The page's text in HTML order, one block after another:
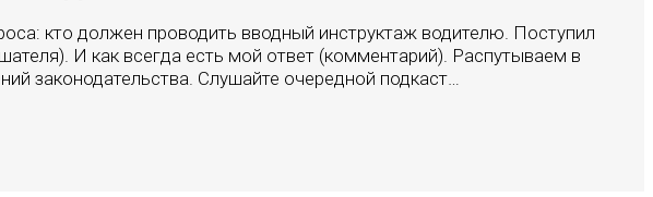
кто должен проводить вводный инструктаж водителю. Поступил
И как всегда есть мой ответ (комментарий). Распутываем в
законодательства. Слушайте очередной подкаст…